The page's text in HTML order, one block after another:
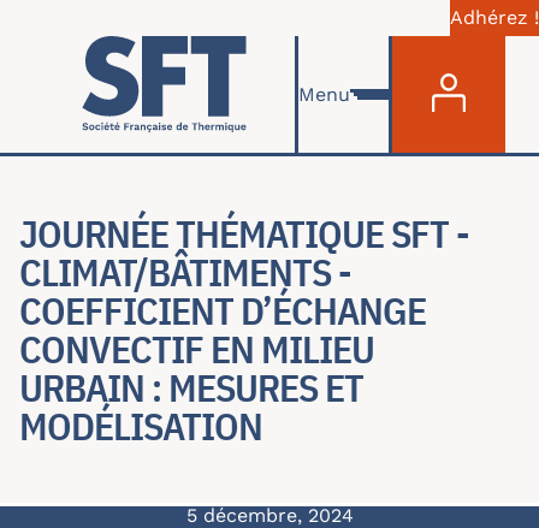
Aller au contenu principal
Adhérez !
Menu
JOURNÉE THÉMATIQUE SFT -
CLIMAT/BÂTIMENTS -
COEFFICIENT D’ÉCHANGE
CONVECTIF EN MILIEU
URBAIN : MESURES ET
MODÉLISATION
5 décembre, 2024